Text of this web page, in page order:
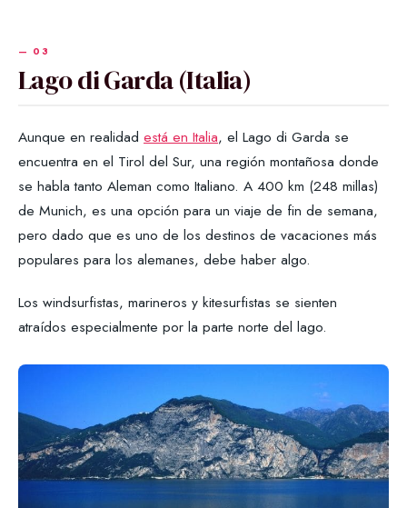
Lago di Garda (Italia)
Aunque en realidad está en Italia, el Lago di Garda se
encuentra en el Tirol del Sur, una región montañosa donde
se habla tanto Aleman como Italiano. A 400 km (248 millas)
de Munich, es una opción para un viaje de fin de semana,
pero dado que es uno de los destinos de vacaciones más
populares para los alemanes, debe haber algo.
Los windsurfistas, marineros y kitesurfistas se sienten
atraídos especialmente por la parte norte del lago.